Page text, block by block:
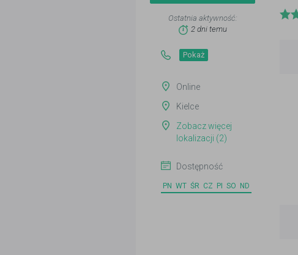
Ostatnia aktywność:
2 dni temu
Pokaż
Online
Kielce
Zobacz więcej
lokalizacji (2)
Dostępność
PN WT ŚR CZ PI SO ND